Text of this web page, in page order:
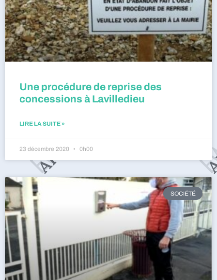
Une procédure de reprise des
concessions à Lavilledieu
LIRE LA SUITE »
23 décembre 2020 0h00
SOCIÉTÉ